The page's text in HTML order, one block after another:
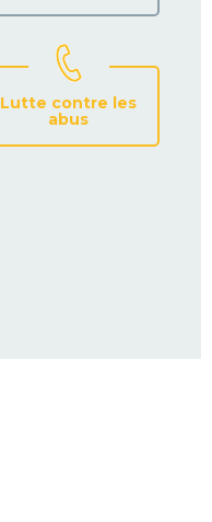
Lutte contre les
abus